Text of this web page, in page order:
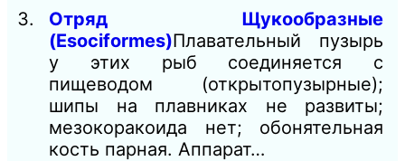
Отряд Щукообразные
(Esociformes)Плавательный пузырь
у этих рыб соединяется с
пищеводом (открытопузырные);
шипы на плавниках не развиты;
мезокоракоида нет; обонятельная
кость парная. Аппарат…